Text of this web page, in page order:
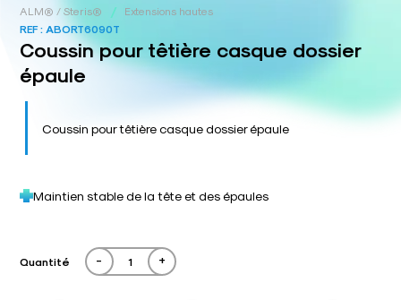
ALM® / Steris® /
Extensions hautes
REF : ABORT6090T
Coussin pour têtière casque dossier
épaule
Coussin pour têtière casque dossier épaule
Maintien stable de la tête et des épaules
Quantité - +